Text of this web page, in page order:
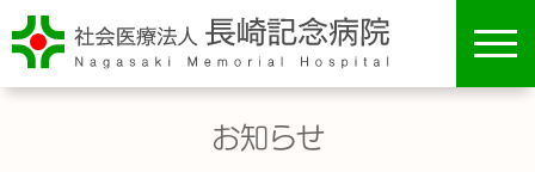
toggle
お知らせ